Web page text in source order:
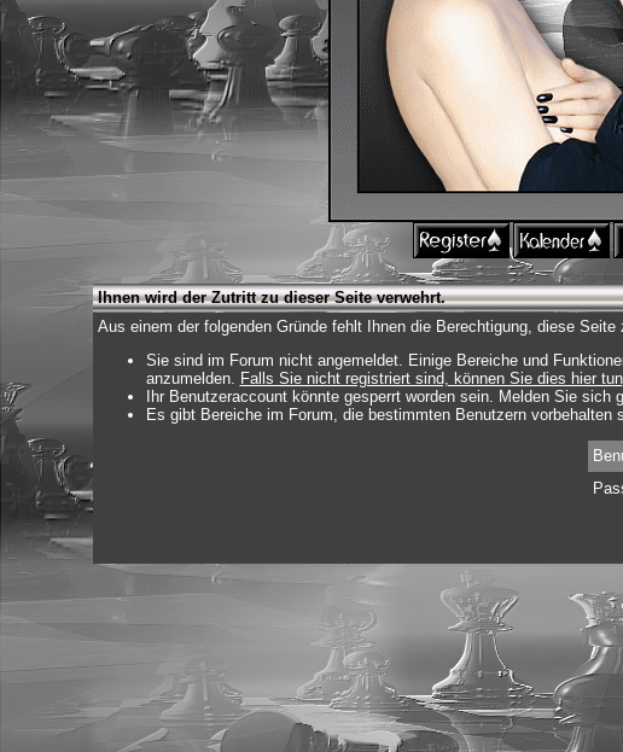
Ihnen wird der Zutritt zu dieser Seite verwehrt.
Aus einem der folgenden Gründe fehlt Ihnen die Berechtigung, diese Seite
Sie sind im Forum nicht angemeldet. Einige Bereiche und
anzumelden. Falls Sie nicht registriert sind, können Sie dies hier tun
Ihr Benutzeraccount könnte gesperrt worden sein. Melden Sie
Es gibt Bereiche im Forum, die bestimmten Benutzern